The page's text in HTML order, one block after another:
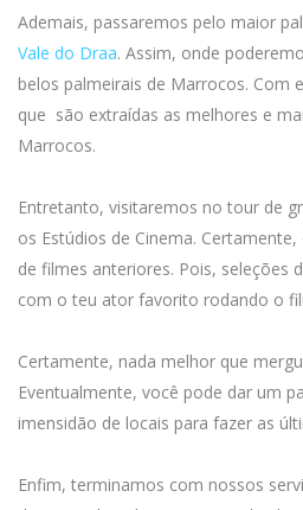
Ademais, passaremos pelo maior
Vale do Draa. Assim, onde
belos palmeirais de Marrocos. Com
que são extraídas as melhores e
Marrocos.
Entretanto, visitaremos no tour de
os Estúdios de Cinema.
de filmes anteriores. Pois, seleções
com o teu ator favorito rodando o
Certamente, nada melhor que
Eventualmente, você pode dar um
imensidão de locais para fazer as
Enfim, terminamos com nossos